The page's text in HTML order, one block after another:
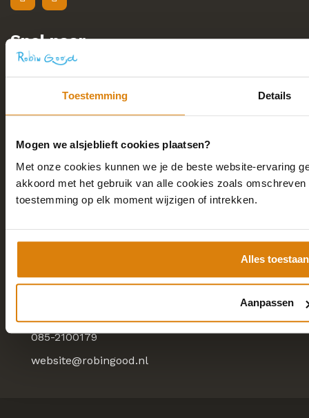
Toestemming Details
Mogen we alsjeblieft cookies plaatsen?
Met onze cookies kunnen we je de beste website-ervaring
akkoord met het gebruik van alle cookies zoals
toestemming op elk moment wijzigen of intrekken.
Alles toestaan
Aanpassen
Snel naar
Consulting
Over
Kennis
Contact
Contactgegevens
Marketing 28
085-2100179
website@robingood.nl